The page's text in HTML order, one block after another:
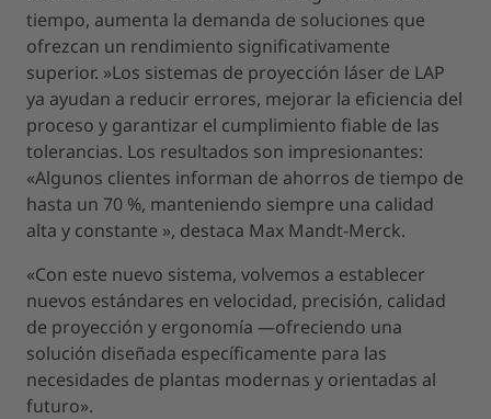
tiempo, aumenta la demanda de soluciones que
ofrezcan un rendimiento significativamente
superior. »Los sistemas de proyección láser de LAP
ya ayudan a reducir errores, mejorar la eficiencia del
proceso y garantizar el cumplimiento fiable de las
tolerancias. Los resultados son impresionantes:
«Algunos clientes informan de ahorros de tiempo de
hasta un 70 %, manteniendo siempre una calidad
alta y constante », destaca Max Mandt-Merck.
«Con este nuevo sistema, volvemos a establecer
nuevos estándares en velocidad, precisión, calidad
de proyección y ergonomía —ofreciendo una
solución diseñada específicamente para las
necesidades de plantas modernas y orientadas al
futuro».